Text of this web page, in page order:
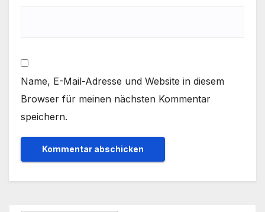
Name, E-Mail-Adresse und Website in diesem
Browser für meinen nächsten Kommentar
speichern.